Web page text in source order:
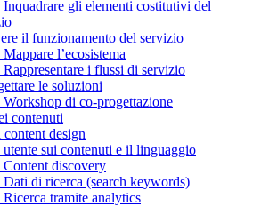
Inquadrare gli elementi costitutivi del
il funzionamento del servizio
l’ecosistema
Rappresentare i flussi di servizio
le soluzioni
Workshop di co-progettazione
contenuti
content design
sui contenuti e il linguaggio
Content discovery
Dati di ricerca (search keywords)
Ricerca tramite analytics